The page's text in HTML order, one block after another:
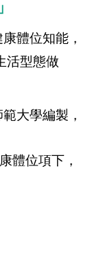
體位知能，
活型態做
大學編製，
體位項下，